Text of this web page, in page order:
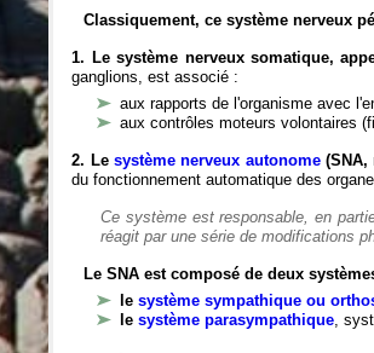
Classiquement, ce système nerveux
1. Le système nerveux somatique,
ganglions, est associé :
aux rapports de l'organisme avec
aux contrôles moteurs volontaires
2. Le système nerveux autonome(SNA,
du fonctionnement automatique des
Ce système est responsable, en
réagit par une série de modifications
Le SNA est composé de deux
lesystème sympathique ou
lesystème parasympathique,